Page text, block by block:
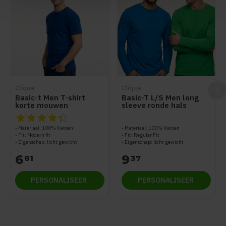
Basic-t Men T-shirt
korte mouwen
De beoordeling van dit product is
Materiaal: 100% Katoen
Fit: Modern fit
Eigenschap: licht gewicht
681
PERSONALISEER
Basic-T L/S Men long
sleeve ronde hals
Materiaal: 100% Katoen
Fit: Regular Fit
Eigenschap: licht gewicht
9 37
PERSONALISEER